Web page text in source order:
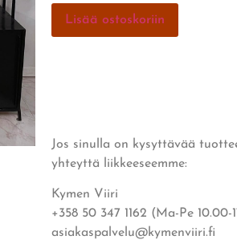
Lisää ostoskoriin
Jos sinulla on kysyttävää
yhteyttä liikkeeseemme:
Kymen Viiri
+358 50 347 1162 (Ma-Pe 10.00-
asiakaspalvelu@kymenviiri.fi